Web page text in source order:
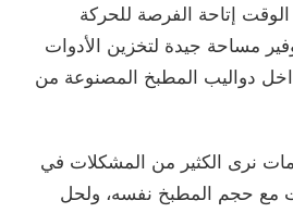
إتاحة الفرصة للحركة
مساحة جيدة لتخزين الأدوات
دواليب المطبخ المصنوعة من
نرى الكثير من المشكلات في
مع حجم المطبخ نفسه، ولحل